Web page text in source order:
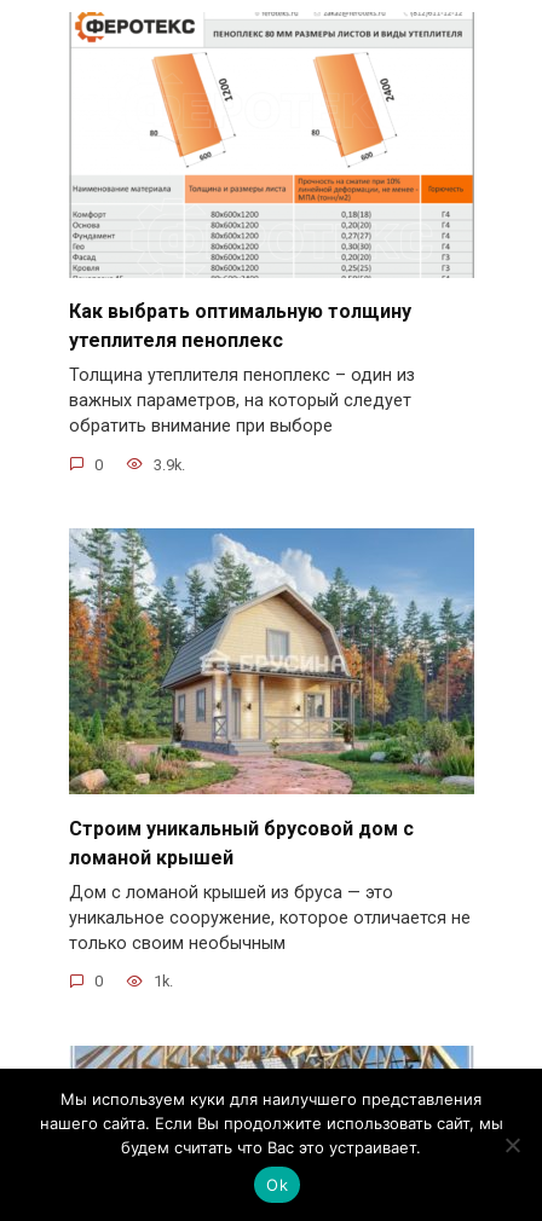
Как выбрать оптимальную толщину
утеплителя пеноплекс
Толщина утеплителя пеноплекс – один из
важных параметров, на который следует
обратить внимание при выборе
0 3.9k.
Строим уникальный брусовой дом с
ломаной крышей
Дом с ломаной крышей из бруса — это
уникальное сооружение, которое отличается не
только своим необычным
0 1k.
Мы используем куки для наилучшего представления
нашего сайта. Если Вы продолжите использовать сайт, мы
будем считать что Вас это устраивает.
Ok